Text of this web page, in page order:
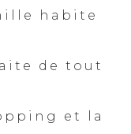
habite
de tout
et la